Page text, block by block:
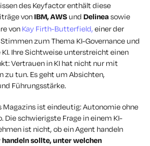
des Keyfactor enthält diese
vonIBM, AWS und Delineasowie
von Kay Firth-Butterfield, einer der
zum Thema KI-Governance und
Ihre Sichtweise unterstreicht einen
Vertrauen in KI hat nicht nur mit
zu tun. Es geht um Absichten,
Führungsstärke.
Magazins ist eindeutig: Autonomie ohne
Die schwierigste Frage in einem KI-
ist nicht, ob ein Agent handeln
handeln sollte, unter welchen